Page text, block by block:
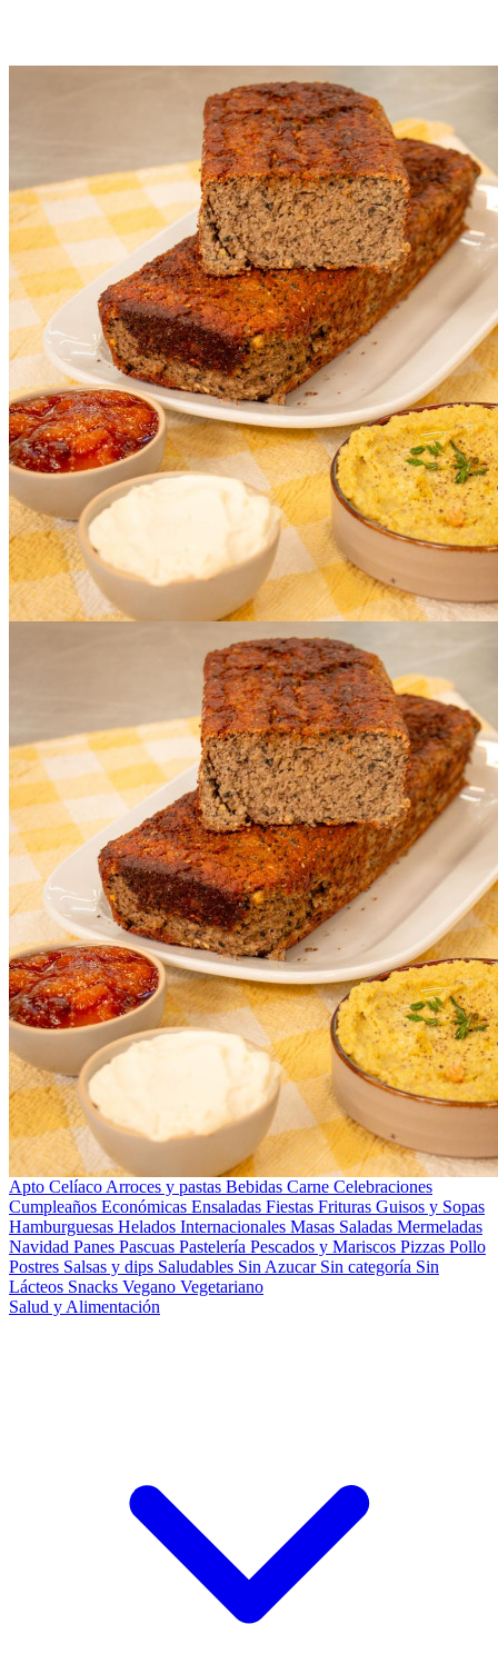
Apto Celíaco Arroces y pastas Bebidas Carne Celebraciones
Cumpleaños Económicas Ensaladas Fiestas Frituras Guisos y Sopas
Hamburguesas Helados Internacionales Masas Saladas Mermeladas
Navidad Panes Pascuas Pastelería Pescados y Mariscos Pizzas Pollo
Postres Salsas y dips Saludables Sin Azucar Sin categoría Sin
Lácteos Snacks Vegano Vegetariano
Salud y Alimentación